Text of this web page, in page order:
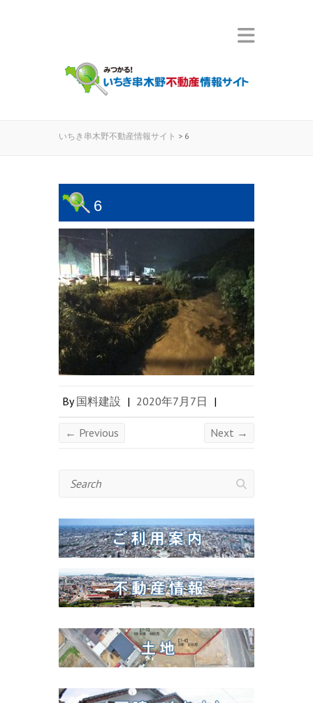
いちき串木野不動産情報サイト > 6
6
By国料建設 | 2020年7月7日 |
← Previous Next →
Search